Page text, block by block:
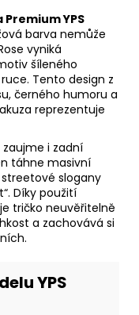
Premium YPS
barva nemůže
vyniká
šíleného
Tento design z
černého humoru a
reprezentuje
i zadní
táhne masivní
slogany
Díky použití
tričko neuvěřitelně
a zachovává si
YPS